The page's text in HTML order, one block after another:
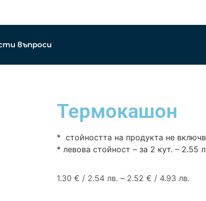
въпроси
Термокашон
* стойността на продукта не
* левова стойност – за 2 кут. – 2.55
1.30 € / 2.54 лв. – 2.52 € / 4.93 лв.